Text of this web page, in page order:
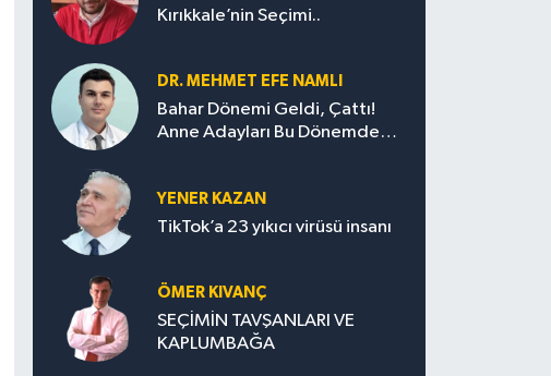
Kırıkkale’nin Seçimi..
DR. MEHMET EFE NAMLI
Bahar Dönemi Geldi, Çattı!
Anne Adayları Bu Dönemde
YENER KAZAN
TikTok’a 23 yıkıcı virüsü insanı
ÖMER KIVANÇ
SEÇİMİN TAVŞANLARI VE
KAPLUMBAĞA